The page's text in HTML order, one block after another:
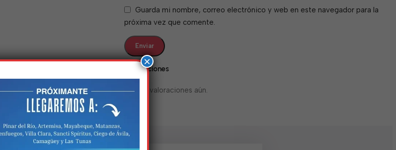
Valoraciones
No hay valoraciones aún.
Guarda mi nombre, correo electrónico y web en este navegador para la
próxima vez que comente.
×